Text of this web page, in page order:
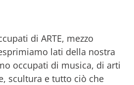
di ARTE, mezzo
lati della nostra
occupati di musica, di arti
scultura e tutto ciò che